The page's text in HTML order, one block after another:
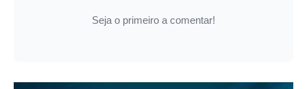
Seja o primeiro a comentar!